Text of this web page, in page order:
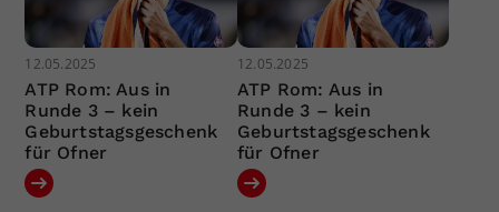
12.05.2025
ATP Rom: Aus in
Runde 3 – kein
Geburtstagsgeschenk
für Ofner
12.05.2025
ATP Rom: Aus in
Runde 3 – kein
Geburtstagsgeschenk
für Ofner